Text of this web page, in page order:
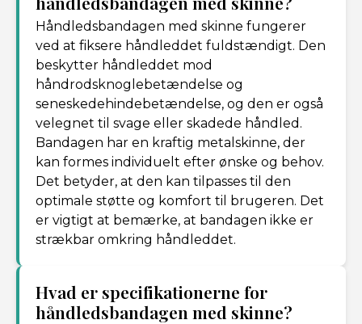
Håndledsbandagen med skinne fungerer
ved at fiksere håndleddet fuldstændigt. Den
beskytter håndleddet mod
håndrodsknoglebetændelse og
seneskedehindebetændelse, og den er også
velegnet til svage eller skadede håndled.
Bandagen har en kraftig metalskinne, der
kan formes individuelt efter ønske og behov.
Det betyder, at den kan tilpasses til den
optimale støtte og komfort til brugeren. Det
er vigtigt at bemærke, at bandagen ikke er
strækbar omkring håndleddet.
Hvad er specifikationerne for
håndledsbandagen med skinne?